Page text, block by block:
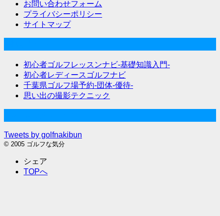
お問い合わせフォーム
プライバシーポリシー
サイトマップ
初心者ゴルフレッスンナビ-基礎知識入門-
初心者レディースゴルフナビ
千葉県ゴルフ場予約-団体-優待-
思い出の撮影テクニック
Tweets by golfnakibun
© 2005 ゴルフな気分
シェア
TOPへ